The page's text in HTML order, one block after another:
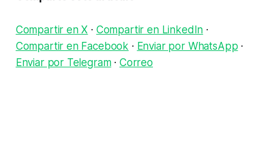
Compartir en X · Compartir en LinkedIn ·
Compartir en Facebook · Enviar por WhatsApp ·
Enviar por Telegram· Correo